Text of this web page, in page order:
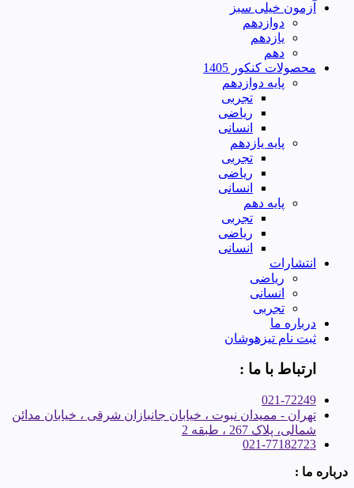
آزمون خیلی سبز
دوازدهم
یازدهم
دهم
محصولات کنکور 1405
پایه دوازدهم
تجربی
ریاضی
انسانی
پایه یازدهم
تجربی
ریاضی
انسانی
پایه دهم
تجربی
ریاضی
انسانی
انتشارات
ریاضی
انسانی
تجربی
درباره ما
ثبت نام تیزهوشان
ارتباط با ما :
021-72249
تهران - ممیدان نبوت ، خیابان جانبازان شرقی ، خیابان مدائن
شمالی، پلاک 267 ، طبقه 2
021-77182723
درباره ما :